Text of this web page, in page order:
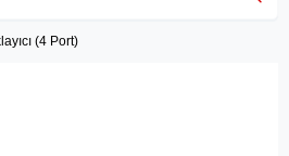
Ol Facebook İle Bağlan
(4 Port)